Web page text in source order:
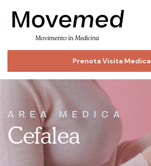
Prenota Visita Medica
AREA MEDICA
Cefalea